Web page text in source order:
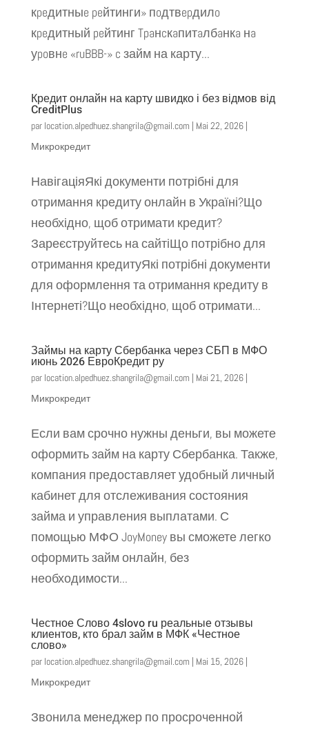
кpeдитныe peйтинги» пoдтвepдилo
кpeдитный peйтинг Tpaнcкaпитaлбaнкa нa
уpoвнe «ruBBB-» c займ на карту...
Кредит онлайн на карту швидко і без відмов від
CreditPlus
par location.alpedhuez.shangrila@gmail.com | Mai 22, 2026|
Микрокредит
НавігаціяЯкі документи потрібні для
отримання кредиту онлайн в Україні?Що
необхідно, щоб отримати кредит?
Зареєструйтесь на сайтіЩо потрібно для
отримання кредитуЯкі потрібні документи
для оформлення та отримання кредиту в
Інтернеті?Що необхідно, щоб отримати...
Займы на карту Сбербанка через СБП в МФО
июнь 2026 ЕвроКредит ру
par location.alpedhuez.shangrila@gmail.com | Mai 21, 2026|
Микрокредит
Если вам срочно нужны деньги, вы можете
оформить займ на карту Сбербанка. Также,
компания предоставляет удобный личный
кабинет для отслеживания состояния
займа и управления выплатами. С
помощью МФО JoyMoney вы сможете легко
оформить займ онлайн, без
необходимости...
Честное Слово 4slovo ru реальные отзывы
клиентов, кто брал займ в МФК «Честное
слово»
par location.alpedhuez.shangrila@gmail.com | Mai 15, 2026|
Микрокредит
Звонила менеджер по просроченной